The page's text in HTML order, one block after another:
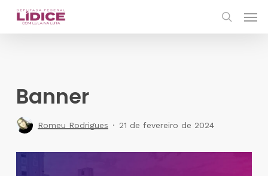
Skip
Banner
Romeu Rodrigues 21 de fevereiro de 2024